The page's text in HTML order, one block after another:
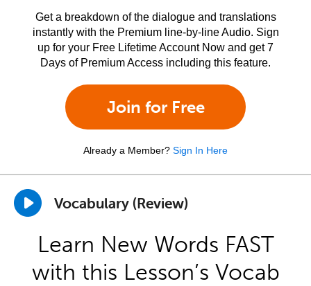
Get a breakdown of the dialogue and translations
instantly with the Premium line-by-line Audio. Sign
up for your Free Lifetime Account Now and get 7
Days of Premium Access including this feature.
Join for Free
Already a Member? Sign In Here
Vocabulary (Review)
Learn New Words FAST
with this Lesson’s Vocab